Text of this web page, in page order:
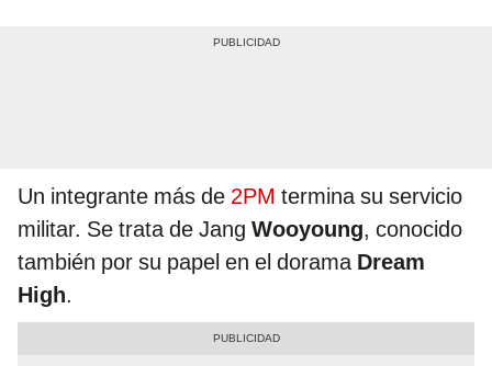
Un integrante más de 2PM termina su servicio
militar. Se trata de Jang Wooyoung, conocido
también por su papel en el dorama Dream
High.